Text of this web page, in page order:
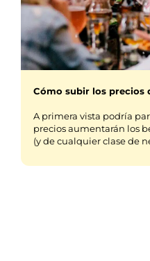
Cómo subir los precios
A primera vista podría
precios aumentarán los
(y de cualquier clase de